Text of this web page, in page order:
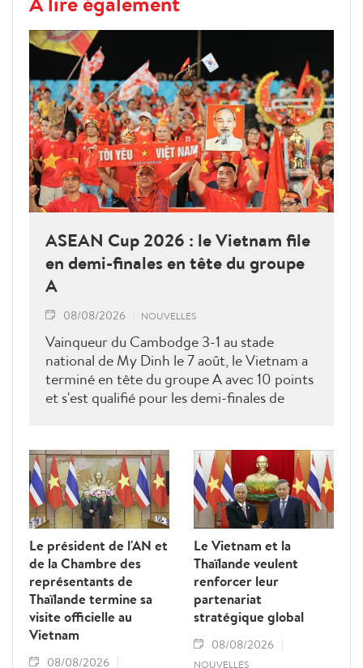
ASEAN Cup 2026 : le Vietnam file
en demi-finales en tête du groupe
A
08/08/2026 NOUVELLES
Vainqueur du Cambodge 3-1 au stade
national de My Dinh le 7 août, le Vietnam a
terminé en tête du groupe A avec 10 points
et s'est qualifié pour les demi-finales de
groupe B.
Le président de l'AN et
de la Chambre des
représentants de
Thaïlande termine sa
visite officielle au
Vietnam
08/08/2026
Le Vietnam et la
Thaïlande veulent
renforcer leur
partenariat
stratégique global
08/08/2026
NOUVELLES